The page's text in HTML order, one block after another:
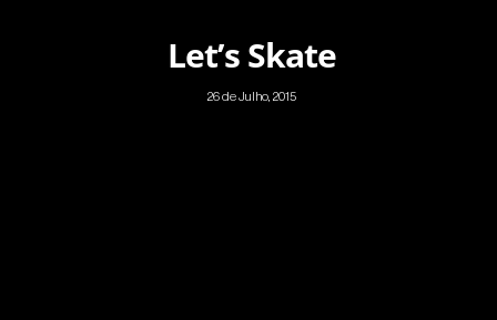
Let’s Skate
26 de Julho, 2015